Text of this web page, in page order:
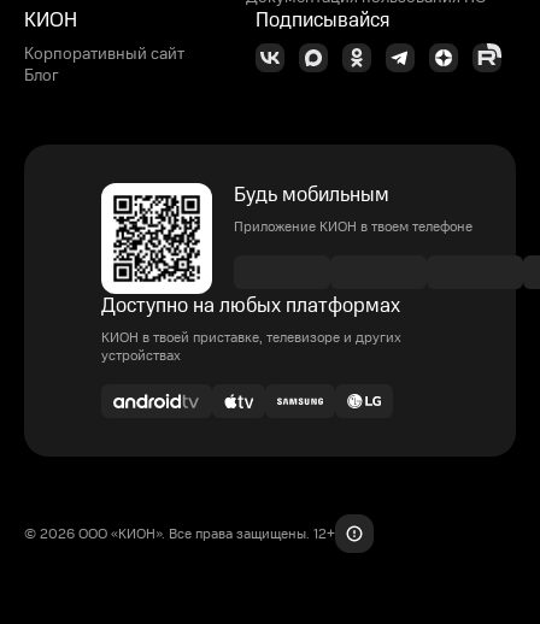
КИОН
Корпоративный сайт
Блог
Подписывайся
Будь мобильным
Приложение КИОН в твоем телефоне
Доступно на любых платформах
КИОН в твоей приставке, телевизоре и других
устройствах
© 2026 ООО «КИОН». Все права защищены. 12+